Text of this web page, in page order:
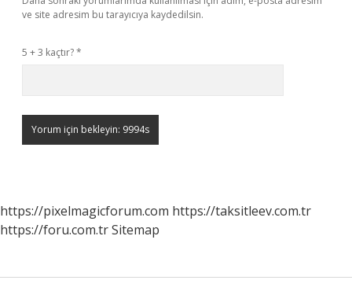
ve site adresim bu tarayıcıya kaydedilsin.
5 + 3 kaçtır?*
https://pixelmagicforum.com https://taksitleev.com.tr
https://foru.com.trSitemap